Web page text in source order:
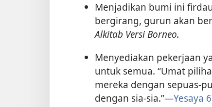
Menjadikan bumi ini
bergirang, gurun akan
Alkitab Versi Borneo.
Menyediakan pekerjaan
untuk semua. “Umat
mereka dengan sepuas-
dengan sia-sia.”—Yesaya